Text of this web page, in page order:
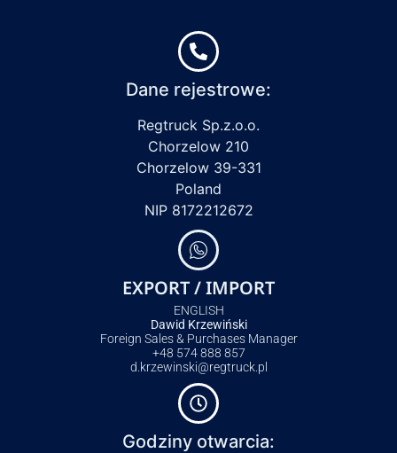
Dane rejestrowe:
Regtruck Sp.z.o.o.
Chorzelow 210
Chorzelow 39-331
Poland
NIP 8172212672
EXPORT / IMPORT
ENGLISH
Dawid Krzewiński
Foreign Sales & Purchases Manager
+48 574 888 857
d.krzewinski@regtruck.pl
Godziny otwarcia: